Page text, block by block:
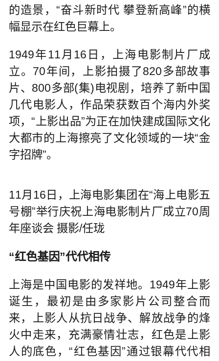
的造景，“奋斗新时代 攀登新高峰”的横
幅显示在红色巨幕上。
1949年11月16日，上海电影制片厂成
立。70年间，上影拍摄了820多部故事
片、800多部(集)电视剧，培养了新中国
几代电影人，作品荣获数百个海内外奖
项，“上影出品”为正在加快建成国际文化
大都市的上海擦亮了文化领域的一块“金
字招牌”。
11月16日，上海电影集团在“海上电影五
号棚”举行庆祝上海电影制片厂成立70周
年座谈会 摄影/任珑
“红色基因”代代相传
上海是中国电影的发祥地。1949年上影
诞生，最初是由多家影片公司整合而
来，上影人从抗日战争、解放战争的烽
火中走来，充满豪情壮志，红色是上影
人的底色，“红色基因”通过银幕代代相